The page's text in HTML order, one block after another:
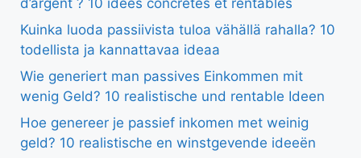
d’argent ? 10 idées concrètes et rentables
Kuinka luoda passiivista tuloa vähällä rahalla? 10
todellista ja kannattavaa ideaa
Wie generiert man passives Einkommen mit
wenig Geld? 10 realistische und rentable Ideen
Hoe genereer je passief inkomen met weinig
geld? 10 realistische en winstgevende ideeën